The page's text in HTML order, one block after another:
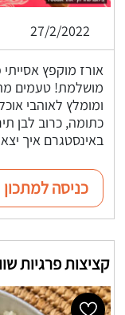
27/2/2022
אורז מוקפץ
מושלמת! טעמים
ומומלץ לאוהבי
כתומה, כרוב לבן
באינסטגרם איך
כניסה למתכון
קציצות פרגיות